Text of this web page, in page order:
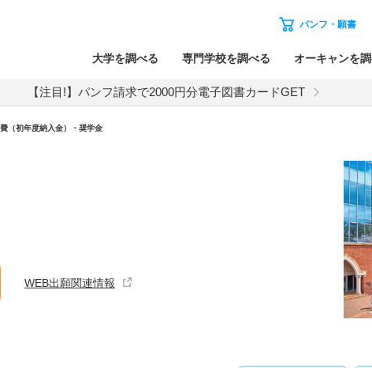
パンフ・願書
大学を調べる 専門学校を調べる オーキャンを
【注目!】パンフ請求で2000円分電子図書カードGET
（初年度納入金）・奨学金
WEB出願関連情報